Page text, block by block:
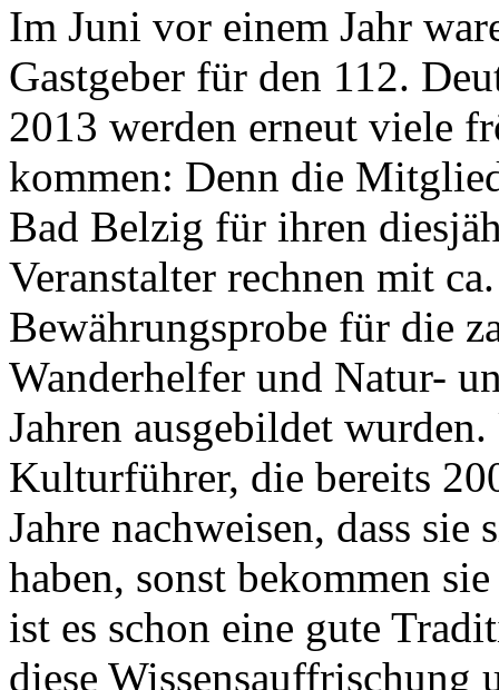
Im Juni vor einem Jahr
Gastgeber für den 112.
2013 werden erneut viele
kommen: Denn die
Bad Belzig für ihren
Veranstalter rechnen mit
Bewährungsprobe für die
Wanderhelfer und Natur-
Jahren ausgebildet
Kulturführer, die bereits
Jahre nachweisen, dass
haben, sonst bekommen
ist es schon eine gute
diese Wissensauffrischung